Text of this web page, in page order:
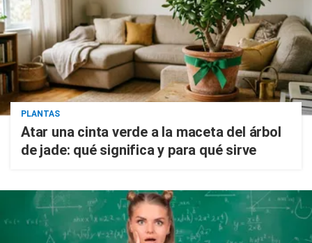
PLANTAS
Atar una cinta verde a la maceta del árbol
de jade: qué significa y para qué sirve